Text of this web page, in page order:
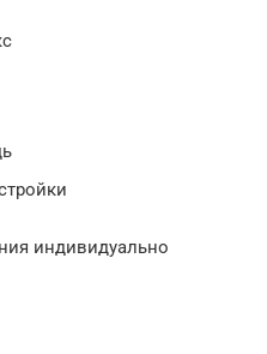
индивидуально